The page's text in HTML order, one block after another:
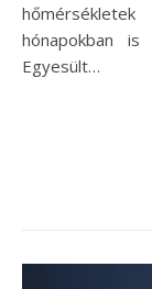
hónapokban
Egyesült…